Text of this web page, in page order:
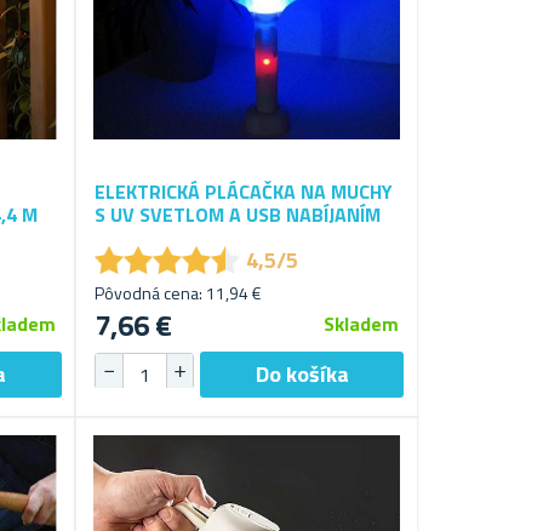
M
ELEKTRICKÁ PLÁCAČKA NA MUCHY
S UV SVETLOM A USB NABÍJANÍM
★★★★★
★★★★★ 4,5/5
Pôvodná cena: 11,94 €
7,66 € Skladem